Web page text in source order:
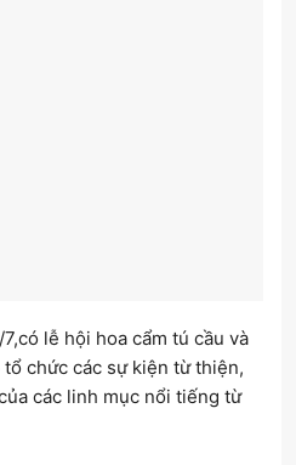
lễ hội hoa cẩm tú cầu và
chức các sự kiện từ thiện,
các linh mục nổi tiếng từ